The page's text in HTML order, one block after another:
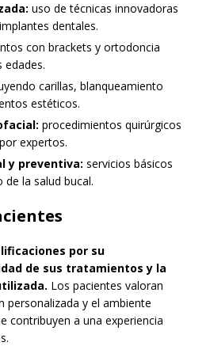
uso de técnicas innovadoras
dentales.
con brackets y ortodoncia
edades.
carillas, blanqueamiento
estéticos.
procedimientos quirúrgicos
expertos.
y preventiva: servicios básicos
la salud bucal.
por su
de sus tratamientos y la
Los pacientes valoran
personalizada y el ambiente
contribuyen a una experiencia